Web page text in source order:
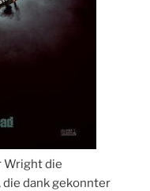
Wright die
die dank gekonnter